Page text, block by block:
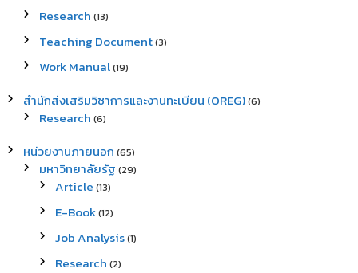
Research (13)
Teaching Document(3)
Work Manual(19)
สำนักส่งเสริมวิชาการและงานทะเบียน (OREG)(6)
Research (6)
หน่วยงานภายนอก (65)
มหาวิทยาลัยรัฐ (29)
Article (13)
E-Book(12)
Job Analysis(1)
Research (2)